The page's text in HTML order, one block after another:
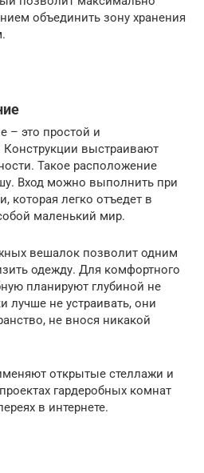
объединить зону хранения
– это простой и
выстраивают
Такое расположение
Вход можно выполнить при
которая легко отъедет в
маленький мир.
вешалок позволит одним
одежду. Для комфортного
планируют глубиной не
лучше не устраивать, они
не внося никакой
открытые стеллажи и
гардеробных комнат
в интернете.